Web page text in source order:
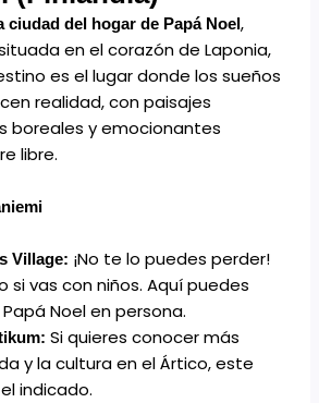
ciudad del hogar de Papá Noel,
en el corazón de Laponia,
es el lugar donde los sueños
realidad, con paisajes
boreales y emocionantes
libre.
Village: ¡No te lo puedes perder!
si vas con niños. Aquí puedes
Noel en persona.
Si quieres conocer más
y la cultura en el Ártico, este
indicado.